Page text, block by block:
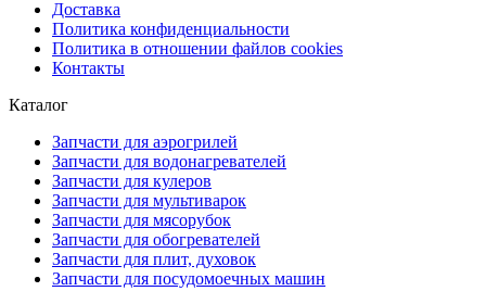
Доставка
Политика конфиденциальности
Политика в отношении файлов cookies
Контакты
Каталог
Запчасти для аэрогрилей
Запчасти для водонагревателей
Запчасти для кулеров
Запчасти для мультиварок
Запчасти для мясорубок
Запчасти для обогревателей
Запчасти для плит, духовок
Запчасти для посудомоечных машин